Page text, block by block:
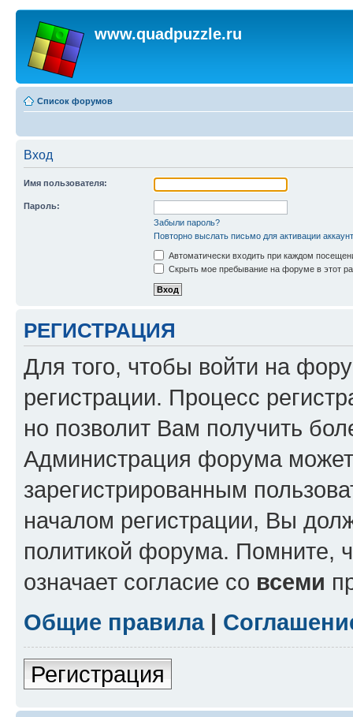
www.quadpuzzle.ru
Список форумов
Вход
Имя пользователя:
Пароль:
Забыли пароль?
Повторно выслать письмо для активации
Автоматически входить при каждом
Скрыть мое пребывание на форуме в этот
РЕГИСТРАЦИЯ
Для того, чтобы войти на
регистрации. Процесс
но позволит Вам получить
Администрация форума может
зарегистрированным
началом регистрации, Вы
политикой форума. Помните,
означает согласие со всеми
Общие правила|
Регистрация